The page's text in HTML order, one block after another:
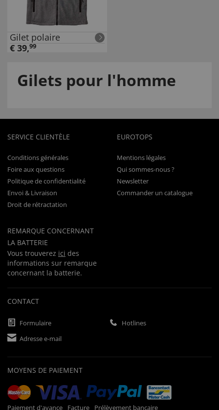
Gilet polaire
€ 39,99
Gilets pour l'homme
SERVICE CLIENTÈLE
Conditions générales
Foire aux questions
Politique de confidentialité
Envoi & Livraison
Droit de rétractation
REMARQUE CONCERNANT
LA BATTERIE
Vous trouverez ici des
informations sur remarque
concernant la batterie.
EUROTOPS
Mentions légales
Qui sommes-nous ?
Newsletter
Commander un catalogue
CONTACT
Formulaire
Hotlines
Adresse e-mail
MOYENS DE PAIEMENT
Paiement d'avance Facture Prélèvement bancaire